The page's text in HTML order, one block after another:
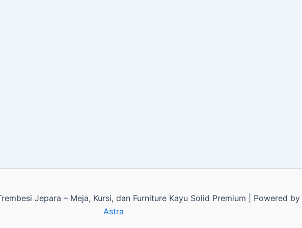
Jepara – Meja, Kursi, dan Furniture Kayu Solid Premium | Powered by
Astra